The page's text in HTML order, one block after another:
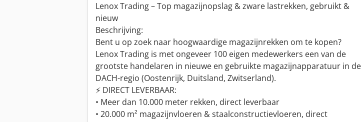
Lenox Trading – Top magazijnopslag & zware lastrekken, gebruikt &
nieuw
Beschrijving:
Bent u op zoek naar hoogwaardige magazijnrekken om te kopen?
Lenox Trading is met ongeveer 100 eigen medewerkers een van de
grootste handelaren in nieuwe en gebruikte magazijnapparatuur in de
DACH-regio (Oostenrijk, Duitsland, Zwitserland).
⚡ DIRECT LEVERBAAR:
• Meer dan 10.000 meter rekken, direct leverbaar
• 20.000 m² magazijnvloeren & staalconstructievloeren, direct